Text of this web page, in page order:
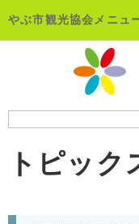
やぶ市観光協会メニュ
トピック